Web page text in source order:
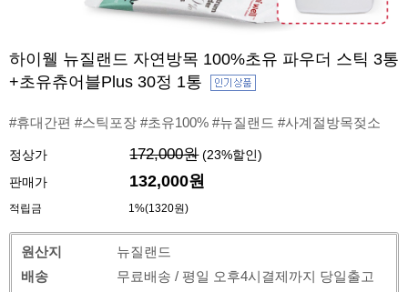
하이웰 뉴질랜드 자연방목 100%초유 파우더 스틱 3통
+초유츄어블Plus 30정 1통
#휴대간편 #스틱포장 #초유100% #뉴질랜드 #사계절방목젖소
정상가 172,000원 (23%할인)
판매가
132,000원
적립금 1%(1320원)
원산지
뉴질랜드
배송
무료배송 / 평일 오후4시결제까지 당일출고